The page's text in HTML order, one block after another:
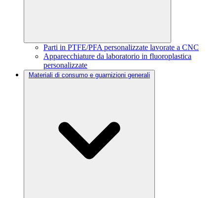
Parti in PTFE/PFA personalizzate lavorate a CNC
Apparecchiature da laboratorio in fluoroplastica
personalizzate
Materiali di consumo e guarnizioni generali